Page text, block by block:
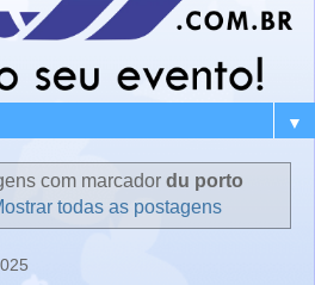
▼
com marcador du porto
todas as postagens